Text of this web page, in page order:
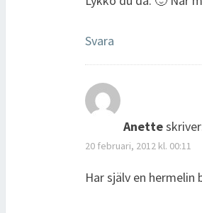
Svara
Anette
20 februari, 2012 kl. 00:11
Har själv en